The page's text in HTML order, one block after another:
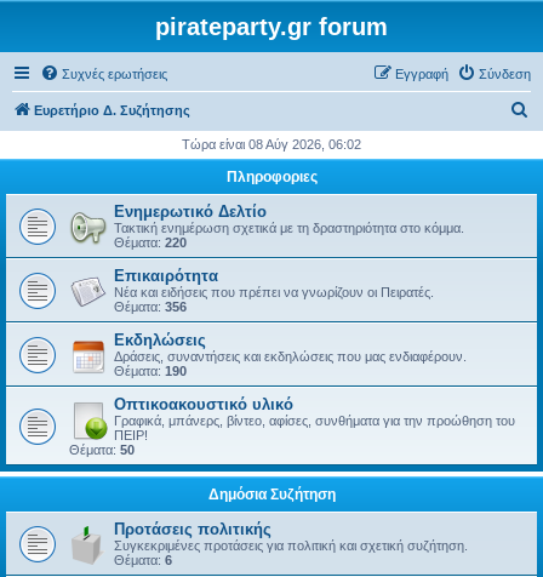
pirateparty.gr forum
Συχνές ερωτήσεις Σύνδεση
Εγγραφή
Ευρετήριο Δ. Συζήτησης
ζ
τ
Τώρα είναι 08 Αύγ 2026, 06:02
Πληροφοριες
Ενημερωτικό Δελτίο
Τακτική ενημέρωση σχετικά με τη δραστηριότητα στο κόμμα.
Θέματα: 220
Επικαιρότητα
Νέα και ειδήσεις που πρέπει να γνωρίζουν οι Πειρατές.
Θέματα: 356
Εκδηλώσεις
Δράσεις, συναντήσεις και εκδηλώσεις που μας ενδιαφέρουν.
Θέματα: 190
Οπτικοακουστικό υλικό
Γραφικά, μπάνερς, βίντεο, αφίσες, συνθήματα για την προώθηση του
ΠΕΙΡ!
Θέματα: 50
Δημόσια Συζήτηση
Προτάσεις πολιτικής
Συγκεκριμένες προτάσεις για πολιτική και σχετική συζήτηση.
Θέματα: 6